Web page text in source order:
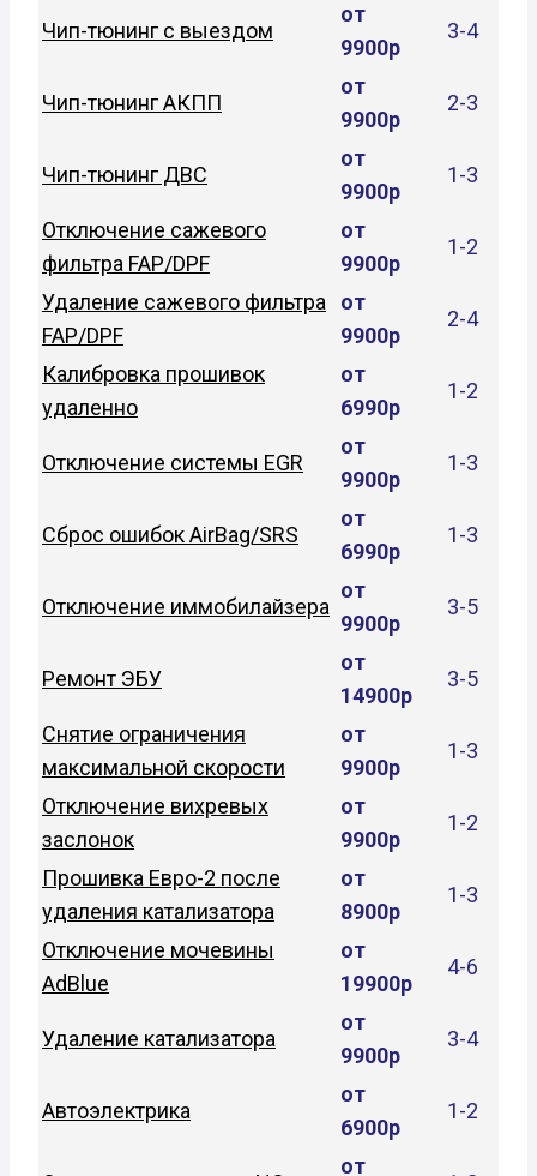
Чип-тюнинг с выездом
от
9900р
3-4
Чип-тюнинг АКПП
от
9900р
2-3
Чип-тюнинг ДВС
от
9900р
1-3
Отключение сажевого
фильтра FAP/DPF
от
9900р
1-2
Удаление сажевого фильтра
FAP/DPF
от
9900р
2-4
Калибровка прошивок
удаленно
от
6990р
1-2
Отключение системы EGR
от
9900р
1-3
Сброс ошибок AirBag/SRS
от
6990р
1-3
Отключение иммобилайзера
от
9900р
3-5
Ремонт ЭБУ
от
14900р
3-5
Снятие ограничения
максимальной скорости
от
9900р
1-3
Отключение вихревых
заслонок
от
9900р
1-2
Прошивка Евро-2 после
удаления катализатора
от
8900р
1-3
Отключение мочевины
AdBlue
от
19900р
4-6
Удаление катализатора
от
9900р
3-4
Автоэлектрика
от
6900р
1-2
от